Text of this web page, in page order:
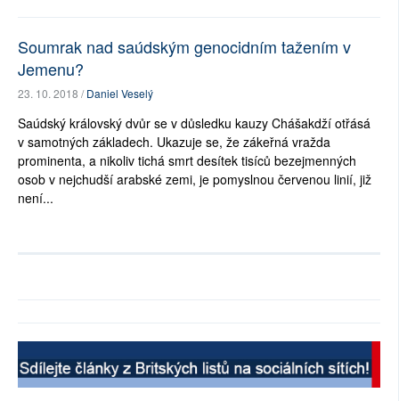
Soumrak nad saúdským genocidním tažením v
Jemenu?
23. 10. 2018 /Daniel Veselý
Saúdský královský dvůr se v důsledku kauzy Chášakdží otřásá
v samotných základech. Ukazuje se, že zákeřná vražda
prominenta, a nikoliv tichá smrt desítek tisíců bezejmenných
osob v nejchudší arabské zemi, je pomyslnou červenou linií, již
není...